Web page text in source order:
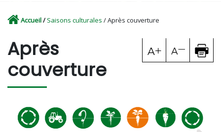
Accueil/ Saisons culturales / Après couverture
Après
couverture